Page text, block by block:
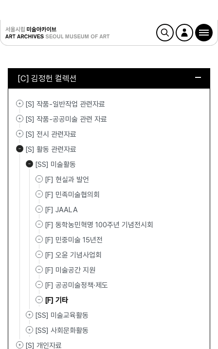
[C] 김정헌 컬렉션
[S] 작품-일반작업 관련자료
[S] 작품-공공미술 관련 자료
[S] 전시 관련자료
[S] 활동 관련자료
[SS] 미술활동
[F] 현실과 발언
[F] 민족미술협의회
[F] JAALA
[F] 동학농민혁명 100주년 기념전시회
[F] 민중미술 15년전
[F] 오윤 기념사업회
[F] 미술공간 지원
[F] 공공미술정책·제도
[F] 기타
[SS] 미술교육활동
[SS] 사회문화활동
[S] 개인자료